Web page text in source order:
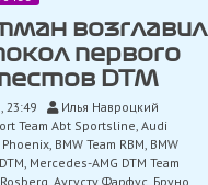
возглавил
первого
DTM
23:49
Илья Навроцкий
Team Abt Sportsline, Audi
Phoenix, BMW Team RBM, BMW
DTM, Mercedes-AMG DTM Team
, Аугусту Фарфус, Бруно